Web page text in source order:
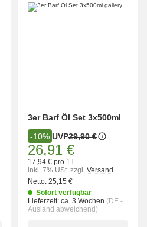
3er Barf Öl Set 3x500ml
-10% UVP29,90 €
26,91 €
17,94 € pro 1 l
inkl. 7% USt. zzgl. Versand
Netto: 25,15 €
Sofort verfügbar
Lieferzeit: ca. 3 Wochen (DE -
Ausland abweichend)